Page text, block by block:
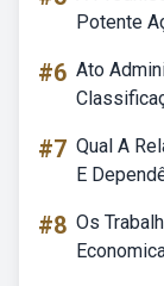
Potente
#6 Ato
#7 Qual A
E
#8 Os